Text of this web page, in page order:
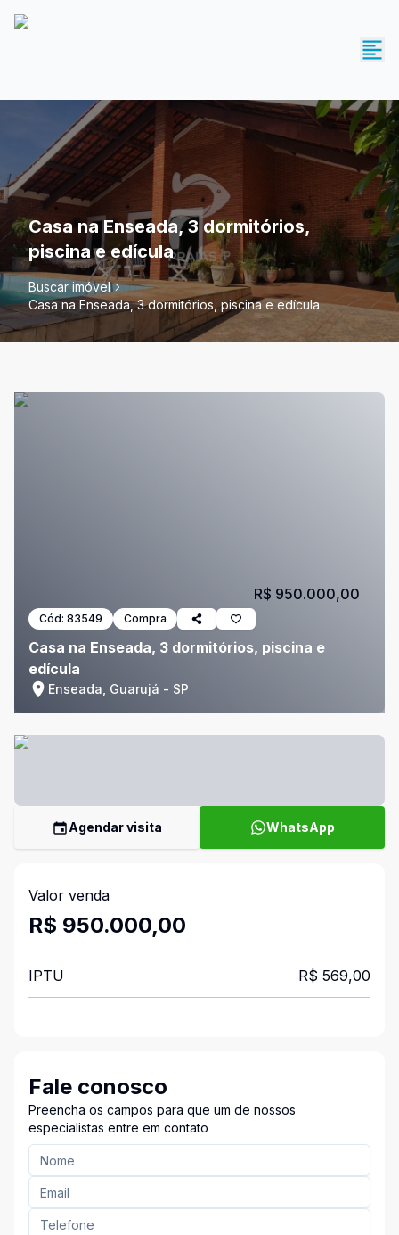
Casa na Enseada, 3 dormitórios,
piscina e edícula
Buscar imóvel
Casa na Enseada, 3 dormitórios, piscina e edícula
Cód: 83549 Compra
Casa na Enseada, 3 dormitórios, piscina e
edícula
Enseada, Guarujá - SP
R$ 950.000,00
Agendar visita WhatsApp
Valor venda
R$ 950.000,00
IPTU R$ 569,00
Fale conosco
Preencha os campos para que um de nossos
especialistas entre em contato